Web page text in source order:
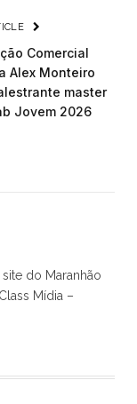
Comercial
Alex Monteiro
master
Jovem 2026
do Maranhão
Mídia –